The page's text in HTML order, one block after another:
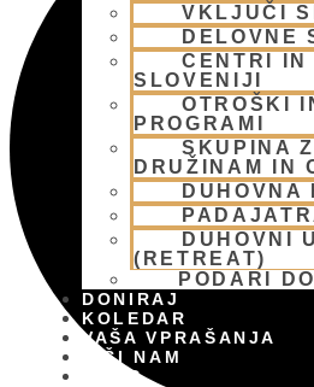
VKLJUČI
DELOVNE
CENTRI IN
SLOVENIJI
OTROŠKI
PROGRAMI
SKUPINA
DRUŽINAM IN
DUHOVNA
DUHOVNI
(RETREAT)
PODARI
DONIRAJ
KOLEDAR
VAŠA VPRAŠANJA
PIŠI NAM
BLOG